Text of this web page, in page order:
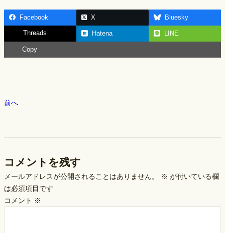
c
e
b
o
e
ar
e
Facebook X Bluesky
Threads Hatena LINE
Copy
前へ
コメントを残す
メールアドレスが公開されることはありません。 ※ が付いている欄
は必須項目です
コメント ※